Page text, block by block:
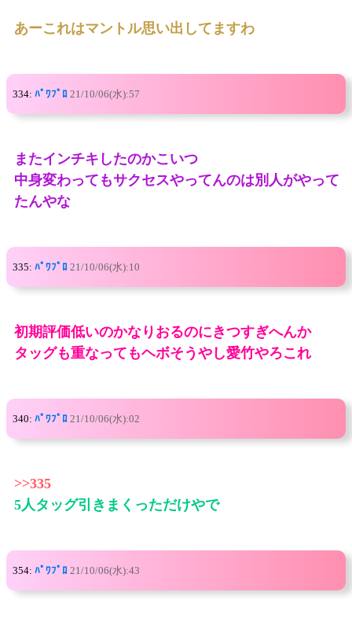
あーこれはマントル思い出してますわ
334: ﾊﾟﾜﾌﾟﾛ 21/10/06(水):57
またインチキしたのかこいつ
中身変わってもサクセスやってんのは別人がやって
たんやな
335: ﾊﾟﾜﾌﾟﾛ 21/10/06(水):10
初期評価低いのかなりおるのにきつすぎへんか
タッグも重なってもヘボそうやし愛竹やろこれ
340: ﾊﾟﾜﾌﾟﾛ 21/10/06(水):02
>>335
5人タッグ引きまくっただけやで
354: ﾊﾟﾜﾌﾟﾛ 21/10/06(水):43